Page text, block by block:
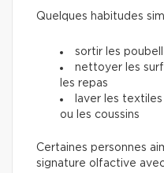
Quelques habitudes
sortir les
nettoyer les
les repas
laver les
ou les coussins
Certaines personnes
signature olfactive